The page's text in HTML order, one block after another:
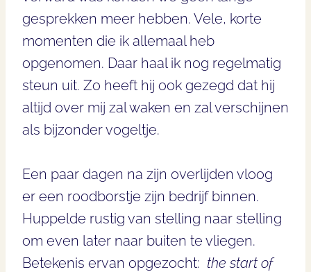
gesprekken meer hebben. Vele, korte
momenten die ik allemaal heb
opgenomen. Daar haal ik nog regelmatig
steun uit. Zo heeft hij ook gezegd dat hij
altijd over mij zal waken en zal verschijnen
als bijzonder vogeltje.
Een paar dagen na zijn overlijden vloog
er een roodborstje zijn bedrijf binnen.
Huppelde rustig van stelling naar stelling
om even later naar buiten te vliegen.
Betekenis ervan opgezocht: the start of